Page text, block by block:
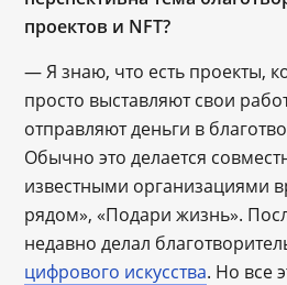
проектов и NFT?
— Я знаю, что есть проекты,
просто выставляют свои
отправляют деньги в
Обычно это делается
известными организациями
рядом», «Подари жизнь».
недавно делал
цифрового искусства. Но все